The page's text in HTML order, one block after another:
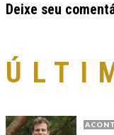
Deixe seu